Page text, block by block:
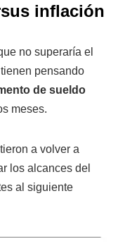
inflación
no superaría el
pensando
de sueldo
meses.
a volver a
los alcances del
al siguiente